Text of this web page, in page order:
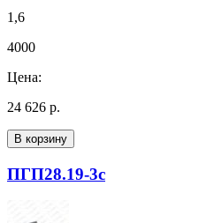
1,6
4000
Цена:
24 626 р.
В корзину
ПГП28.19-3с